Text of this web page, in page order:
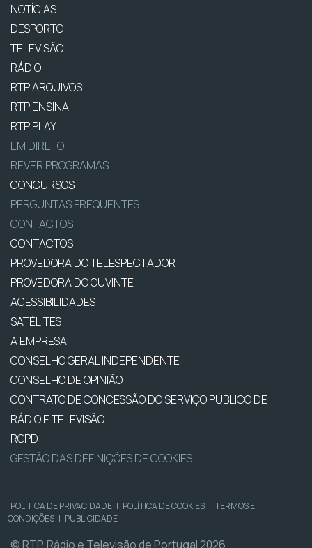
NOTÍCIAS
DESPORTO
TELEVISÃO
RÁDIO
RTP ARQUIVOS
RTP ENSINA
RTP PLAY
EM DIRETO
REVER PROGRAMAS
CONCURSOS
PERGUNTAS FREQUENTES
CONTACTOS
CONTACTOS
PROVEDORA DO TELESPECTADOR
PROVEDORA DO OUVINTE
ACESSIBILIDADES
SATÉLITES
A EMPRESA
CONSELHO GERAL INDEPENDENTE
CONSELHO DE OPINIÃO
CONTRATO DE CONCESSÃO DO SERVIÇO PÚBLICO DE
RÁDIO E TELEVISÃO
RGPD
GESTÃO DAS DEFINIÇÕES DE COOKIES
POLÍTICA DE PRIVACIDADE | POLÍTICA DE COOKIES | TERMOS E
CONDIÇÕES | PUBLICIDADE
© RTP, Rádio e Televisão de Portugal 2026